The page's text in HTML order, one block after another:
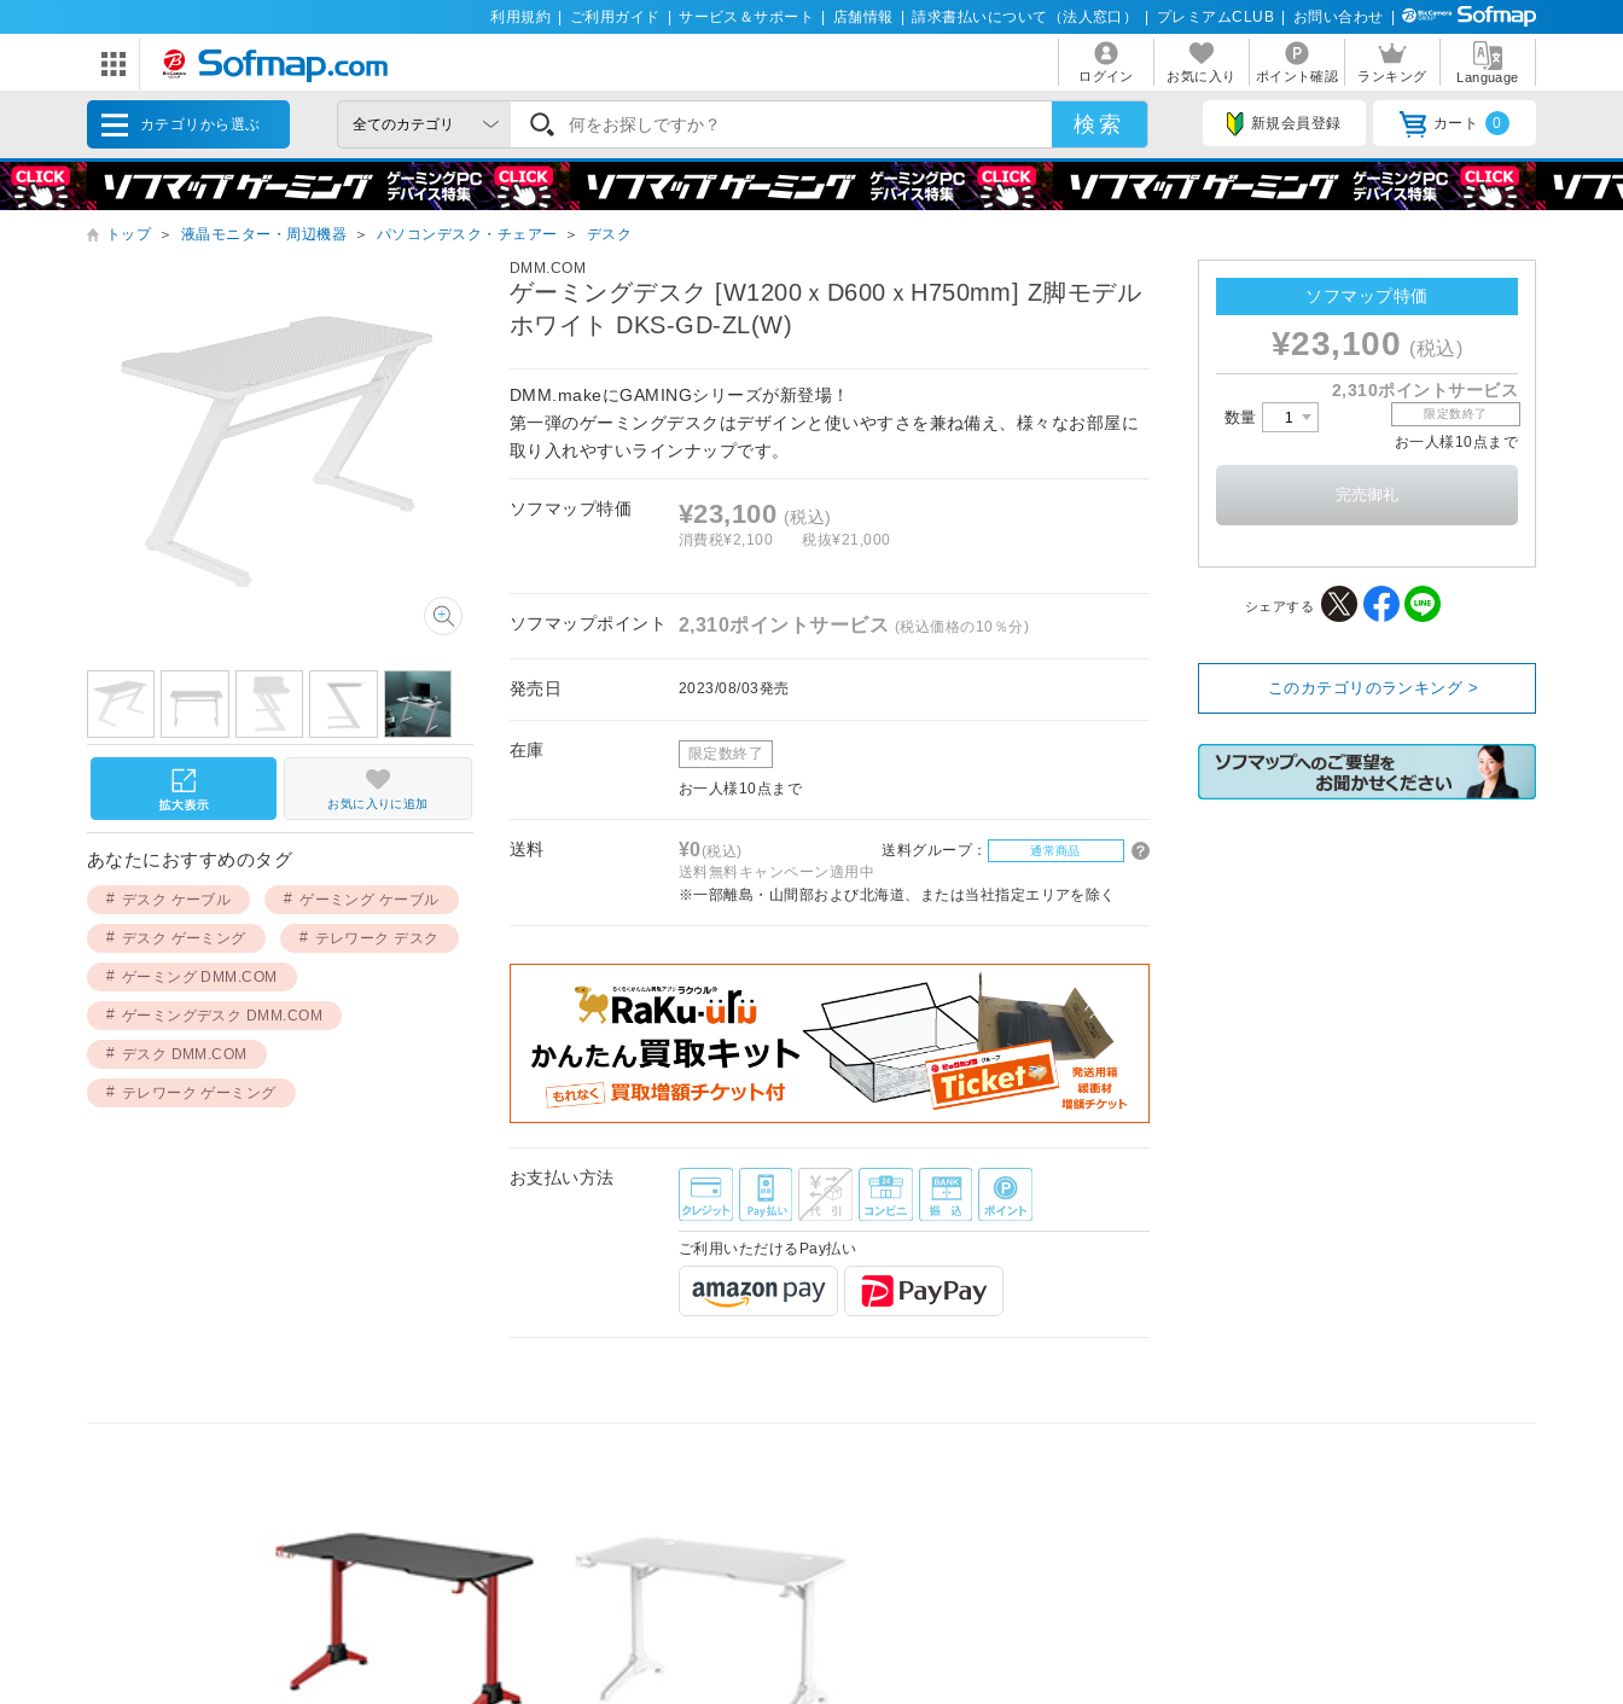
利用規約 ご利用ガイド サービス＆サポート 店舗情報 請求書払いについて（法人窓口） プレミアムCLUB お問い合わせ
ログイン お気に入り ポイント確認 ランキング Language
カテゴリから選ぶ 新規会員登録 カート 0
トップ ＞ 液晶モニター・周辺機器 ＞ パソコンデスク・チェアー ＞
デスク
DMM.COM
ゲーミングデスク [W1200ｘD600ｘH750mm] Z脚モデル
ホワイト DKS-GD-ZL(W)
DMM.makeにGAMINGシリーズが新登場！
第一弾のゲーミングデスクはデザインと使いやすさを兼ね備え、様々なお部屋に
取り入れやすいラインナップです。
ソフマップ特価 ¥23,100 (税込)
消費税¥2,100 税抜¥21,000
ソフマップポイント 2,310ポイントサービス (税込価格の10％分)
発売日 2023/08/03発売
在庫 限定数終了
お一人様10点まで
送料 ¥0(税込) 送料グループ： 通常商品
送料無料キャンペーン適用中
※一部離島・山間部および北海道、または当社指定エリアを除く
お支払い方法
ご利用いただけるPay払い
お気に入りに追加
あなたにおすすめのタグ
デスク ケーブル ゲーミング ケーブル
デスク ゲーミング テレワーク デスク
ゲーミング DMM.COM
ゲーミングデスク DMM.COM
デスク DMM.COM
テレワーク ゲーミング
ソフマップ特価
¥23,100 (税込)
2,310ポイントサービス
数量 限定数終了
お一人様10点まで
シェアする
このカテゴリのランキング >